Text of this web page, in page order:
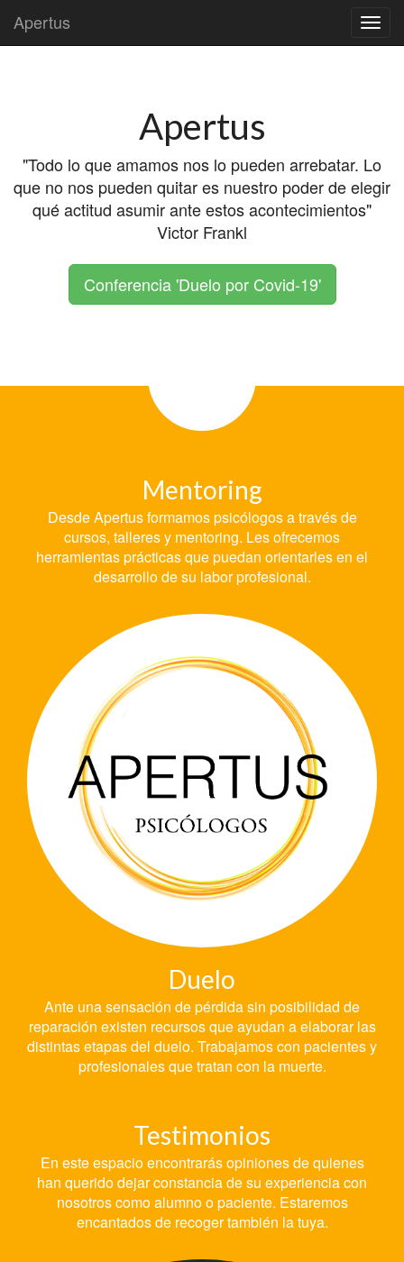
Apertus
Apertus
"Todo lo que amamos nos lo pueden arrebatar. Lo
que no nos pueden quitar es nuestro poder de elegir
qué actitud asumir ante estos acontecimientos"
Victor Frankl
Conferencia 'Duelo por Covid-19'
Mentoring
Desde Apertus formamos psicólogos a través de
cursos, talleres y mentoring. Les ofrecemos
herramientas prácticas que puedan orientarles en el
desarrollo de su labor profesional.
Duelo
Ante una sensación de pérdida sin posibilidad de
reparación existen recursos que ayudan a elaborar las
distintas etapas del duelo. Trabajamos con pacientes y
profesionales que tratan con la muerte.
Testimonios
En este espacio encontrarás opiniones de quienes
han querido dejar constancia de su experiencia con
nosotros como alumno o paciente. Estaremos
encantados de recoger también la tuya.